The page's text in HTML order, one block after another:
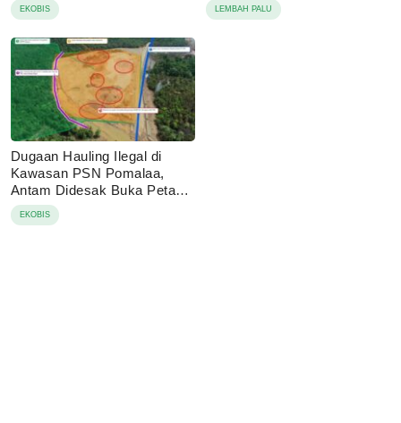
EKOBIS LEMBAH PALU
Dugaan Hauling Ilegal di
Kawasan PSN Pomalaa,
Antam Didesak Buka Peta
IUP
EKOBIS